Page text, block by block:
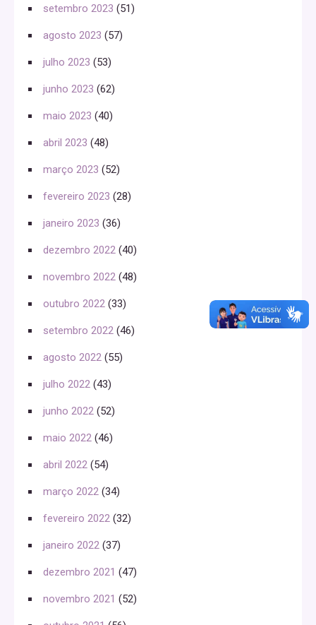
setembro 2023 (51)
agosto 2023 (57)
julho 2023 (53)
junho 2023 (62)
maio 2023 (40)
abril 2023 (48)
março 2023 (52)
fevereiro 2023 (28)
janeiro 2023 (36)
dezembro 2022 (40)
novembro 2022 (48)
outubro 2022 (33)
setembro 2022 (46)
agosto 2022 (55)
julho 2022 (43)
junho 2022 (52)
maio 2022 (46)
abril 2022 (54)
março 2022 (34)
fevereiro 2022 (32)
janeiro 2022 (37)
dezembro 2021 (47)
novembro 2021 (52)